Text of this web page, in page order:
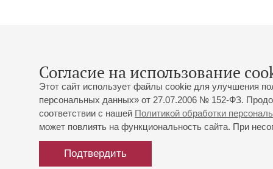
Согласие на использование
Этот сайт использует файлы cookie для улучшения
персональных данных» от 27.07.2006 № 152-ФЗ.
соответствии с нашей Политикой обработки
может повлиять на функциональность сайта. При
Подтвердить